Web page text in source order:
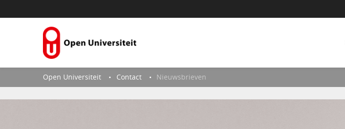
Open Universiteit Contact Nieuwsbrieven